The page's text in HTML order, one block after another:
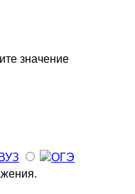
значение
ОГЭ